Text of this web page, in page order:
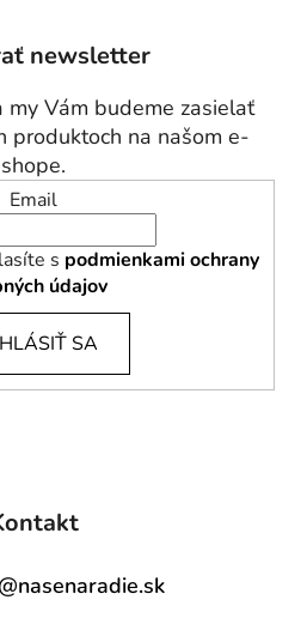
r
v
k
y
v
ý
p
s
u
newsletter
Vám budeme zasielať
produktoch na našom e-
shope.
Email
s podmienkami ochrany
údajov
SA
@nasenaradie.sk